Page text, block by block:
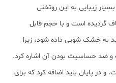
زیبایی به این روتختی
حجم مناسب لحاف گردیده است و با حجم قابل
به خشک شویی داده شود، زیرا
و ضد حساسیت بودن آن اشاره کرد.
در پایان باید اضافه کرد که برای